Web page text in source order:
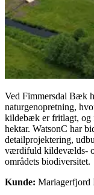
Ved Fimmersdal Bæk
naturgenopretning,
kildebæk er fritlagt, og
hektar. WatsonC har
detailprojektering,
værdifuld kildevælds-
områdets biodiversitet.
Kunde: Mariagerfjord